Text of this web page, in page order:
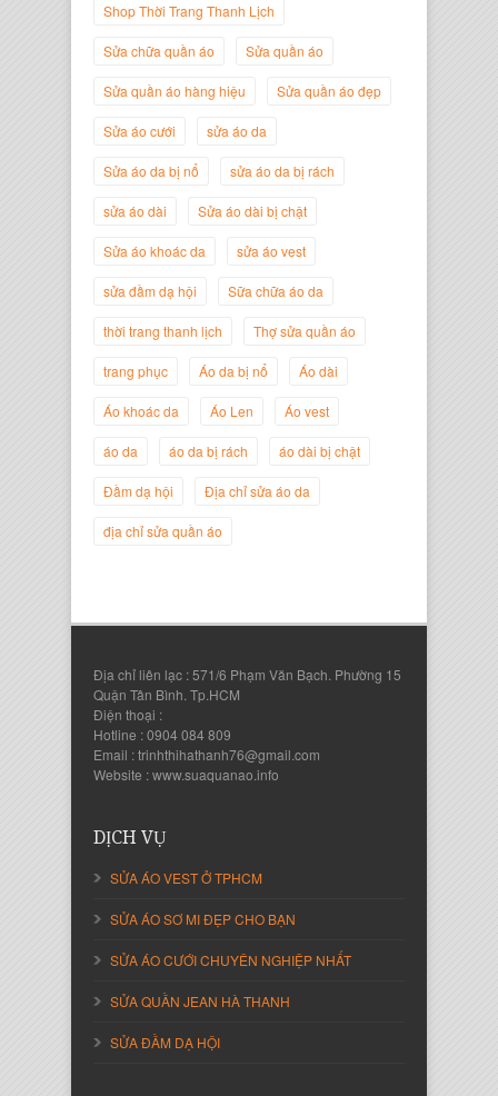
Giám Đốc Công ty Cây Xanh Gia
Nguyễn Đắc Định
Nguyễn Thanh Sang
Shop Thời Trang Thanh Lịch
Sửa chữa quần áo Sửa quần áo
Sửa quần áo hàng hiệu Sửa quần áo đẹp
Sửa áo cưới sửa áo da
Sửa áo da bị nổ sửa áo da bị rách
sửa áo dài Sửa áo dài bị chật
Sửa áo khoác da sửa áo vest
sửa đầm dạ hội Sữa chữa áo da
thời trang thanh lịch Thợ sửa quần áo
trang phục Áo da bị nổ Áo dài
Áo khoác da Áo Len Áo vest
áo da áo da bị rách áo dài bị chật
Đầm dạ hội Địa chỉ sửa áo da
địa chỉ sửa quần áo
Địa chỉ liên lạc : 571/6 Phạm Văn Bạch. Phường 15
Quận Tân Bình. Tp.HCM
Điện thoại :
Hotline : 0904 084 809
Email : trinhthihathanh76@gmail.com
Website : www.suaquanao.info
DỊCH VỤ
SỬA ÁO VEST Ở TPHCM
SỬA ÁO SƠ MI ĐẸP CHO BẠN
SỬA ÁO CƯỚI CHUYÊN NGHIỆP NHẤT
SỬA QUẦN JEAN HÀ THANH
SỬA ĐẦM DẠ HỘI